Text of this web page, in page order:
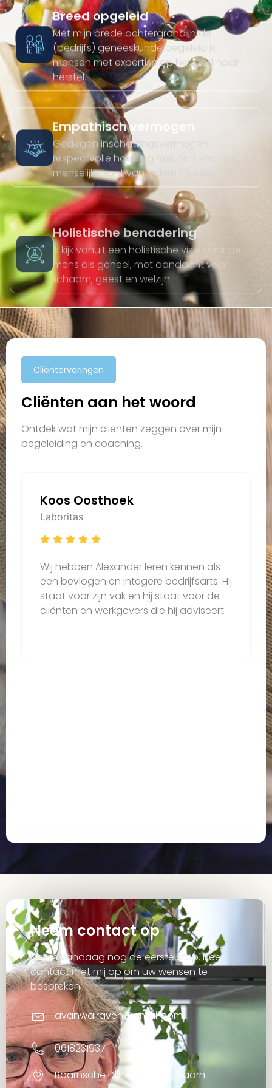
Breed opgeleid
Met mijn brede achtergrond in de
(bedrijfs) geneeskunde begeleid ik
mensen met expertise op het pad naar
herstel.
Empathisch vermogen
Gedegen inschattingsvermogen,
respectvolle houding met hart voor de
menselijke kant van iedere situatie.
Holistische benadering
Ik kijk vanuit een holistische visie naar de
mens als geheel, met aandacht voor
lichaam, geest en welzijn.
Cliëntervaringen
Cliënten aan het woord
Ontdek wat mijn cliënten zeggen over mijn
begeleiding en coaching.
Koos Oosthoek
Laboritas
Wij hebben Alexander leren kennen als
een bevlogen en integere bedrijfsarts. Hij
staat voor zijn vak en hij staat voor de
cliënten en werkgevers die hij adviseert.
Neem contact op
Neem vandaag nog de eerste stap. Neem
contact met mij op om uw wensen te
bespreken.
avanwalraven@gmail.com
0618231937
Baarnsche Dijk 4b, 3741 LR, Baarn